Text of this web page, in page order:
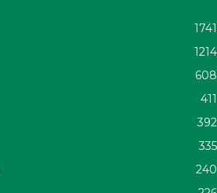
1741
1214
608
411
392
335
240